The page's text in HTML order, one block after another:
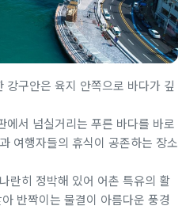
강구안은 육지 안쪽으로 바다가 깊
에서 넘실거리는 푸른 바다를 바로
여행자들의 휴식이 공존하는 장소
란히 정박해 있어 어촌 특유의 활
반짝이는 물결이 아름다운 풍경